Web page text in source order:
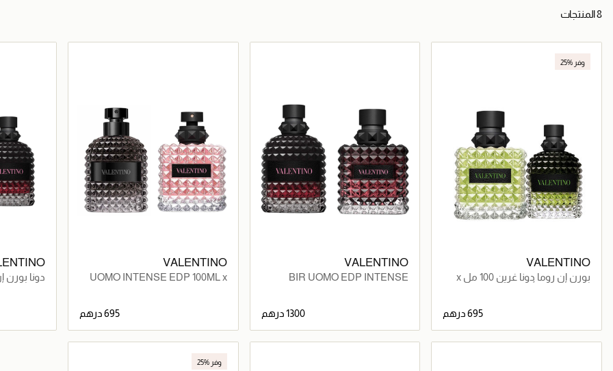
8 المنتجات
وفر %25
VALENTINO
بورن إن روما دونا غرين 100 مل x
695 درهم
جاري تحميل التفاصيل
VALENTINO
BIR UOMO EDP INTENSE
1300 درهم
جاري تحميل التفاصيل
VALENTINO
UOMO INTENSE EDP 100ML x
695 درهم
جاري تحميل التفاصيل
وفر %25